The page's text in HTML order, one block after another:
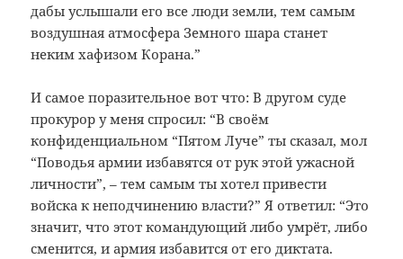
дабы услышали его все люди земли,тем самым
воздушная атмосфера Земногошара станет
неким хафизом Корана.”
И самое поразительное вот что: В другом суде
прокурор у меня спросил: “В своём
конфиденциальном “Пятом Луче” ты сказал, мол
“Поводья армии избавятся от рук этой ужасной
личности”, – тем самым ты хотел привести
войска к неподчинению власти?” Я ответил: “Это
значит, что этот командующий либо умрёт, либо
сменится, и армия избавится от его диктата.